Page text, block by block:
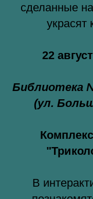
сделанные
украсят
22
Библиотека
(ул.
В